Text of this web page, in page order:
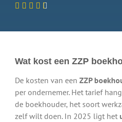
Wat kost een ZZP
De kosten van een ZZP
per ondernemer. Het tarief
de boekhouder, het soort
zelf wilt doen. In 2025 ligt het